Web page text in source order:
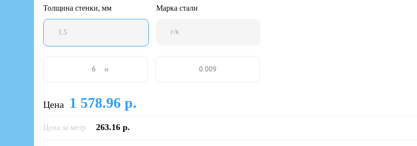
Толщина стенки, мм
1,5
Марка стали
г/к
м
Цена 1 578.96 р.
Цена за метр 263.16 р.